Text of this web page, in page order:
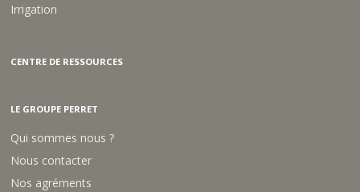
Irrigation
CENTRE DE RESSOURCES
LE GROUPE PERRET
Qui sommes nous ?
Nous contacter
Nos agréments